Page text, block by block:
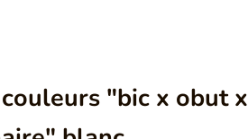
"bic x obut x